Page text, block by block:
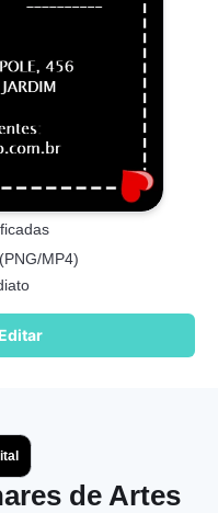
MP4)
de Artes